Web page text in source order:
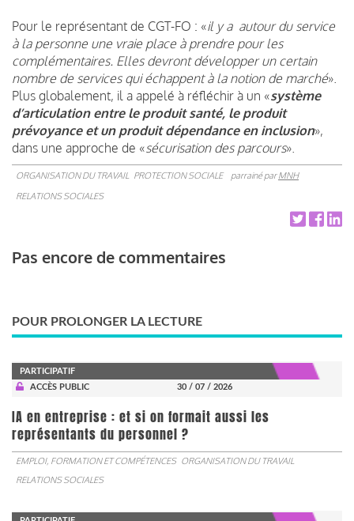
Pour le représentant de CGT-FO : «il y a autour du service
à la personne une vraie place à prendre pour les
complémentaires. Elles devront développer un certain
nombre de services qui échappent à la notion de marché».
Plus globalement, il a appelé à réfléchir à un «système
d’articulation entre le produit santé, le produit
prévoyance et un produit dépendance en inclusion»,
dans une approche de «sécurisation des parcours».
ORGANISATION DU TRAVAIL PROTECTION SOCIALE parrainé parMNH
RELATIONS SOCIALES
Pas encore de commentaires
POUR PROLONGER LA LECTURE
PARTICIPATIF
ACCÈS PUBLIC
30 / 07 / 2026
IA en entreprise : et si on formait aussi les
représentants du personnel ?
EMPLOI, FORMATION ET COMPÉTENCES ORGANISATION DU TRAVAIL
RELATIONS SOCIALES